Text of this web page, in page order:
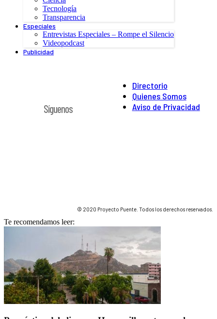
Tecnología
Transparencia
Especiales
Entrevistas Especiales – Rompe el Silencio
Videopodcast
Publicidad
Directorio
Quienes Somos
Aviso de Privacidad
Síguenos
© 2020 Proyecto Puente. Todos los derechos reservados.
Te recomendamos leer: